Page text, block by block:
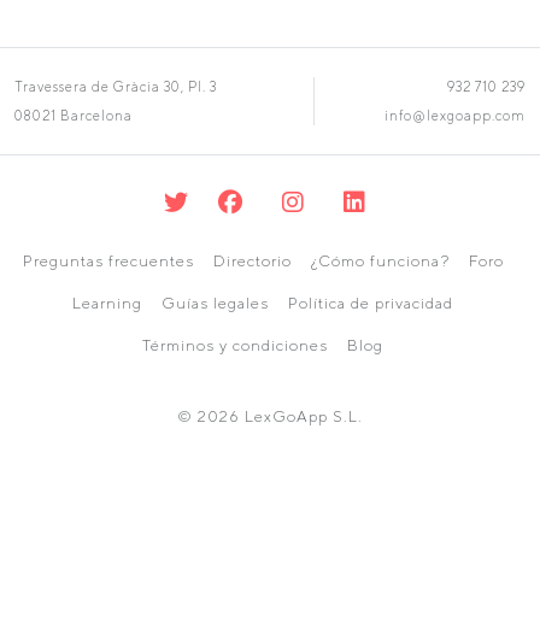
Travessera de Gràcia 30, Pl. 3
08021 Barcelona
932 710 239
info@lexgoapp.com
Preguntas frecuentes Directorio ¿Cómo funciona? Foro
Learning Guías legales Política de privacidad
Términos y condiciones Blog
© 2026 LexGoApp S.L.